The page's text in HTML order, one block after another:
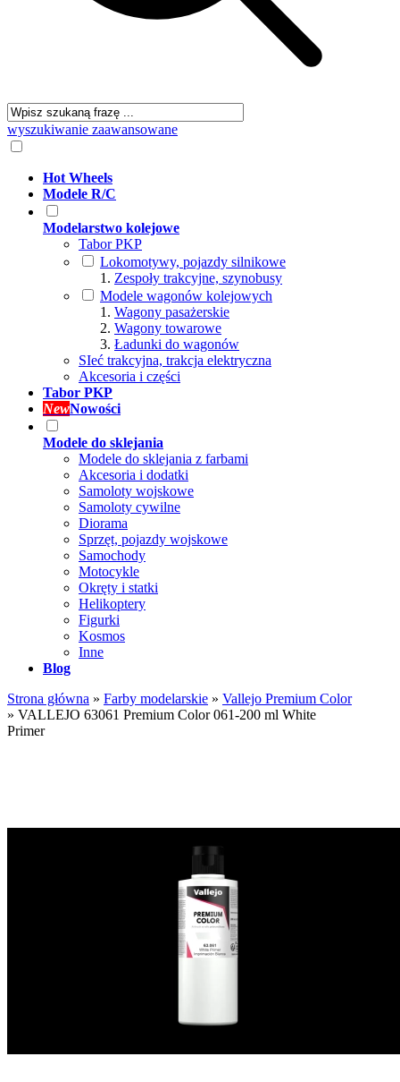
wyszukiwanie zaawansowane
Hot Wheels
Modele R/C
Modelarstwo kolejowe
Tabor PKP
Lokomotywy, pojazdy silnikowe
Zespoły trakcyjne, szynobusy
Modele wagonów kolejowych
Wagony pasażerskie
Wagony towarowe
Ładunki do wagonów
SIeć trakcyjna, trakcja elektryczna
Akcesoria i części
Tabor PKP
NewNowości
Modele do sklejania
Modele do sklejania z farbami
Akcesoria i dodatki
Samoloty wojskowe
Samoloty cywilne
Diorama
Sprzęt, pojazdy wojskowe
Samochody
Motocykle
Okręty i statki
Helikoptery
Figurki
Kosmos
Inne
Blog
Strona główna » Farby modelarskie » Vallejo Premium Color
» VALLEJO 63061 Premium Color 061-200 ml White
Primer